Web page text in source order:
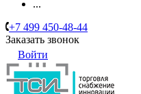
...
+7 499 450-48-44
Заказать звонок
Войти